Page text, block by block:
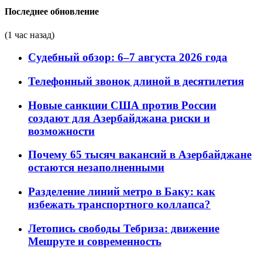
Последнее обновление
(1 час назад)
Судебный обзор: 6–7 августа 2026 года
Телефонный звонок длиной в десятилетия
Новые санкции США против России
создают для Азербайджана риски и
возможности
Почему 65 тысяч вакансий в Азербайджане
остаются незаполненными
Разделение линий метро в Баку: как
избежать транспортного коллапса?
Летопись свободы Тебриза: движение
Мешруте и современность